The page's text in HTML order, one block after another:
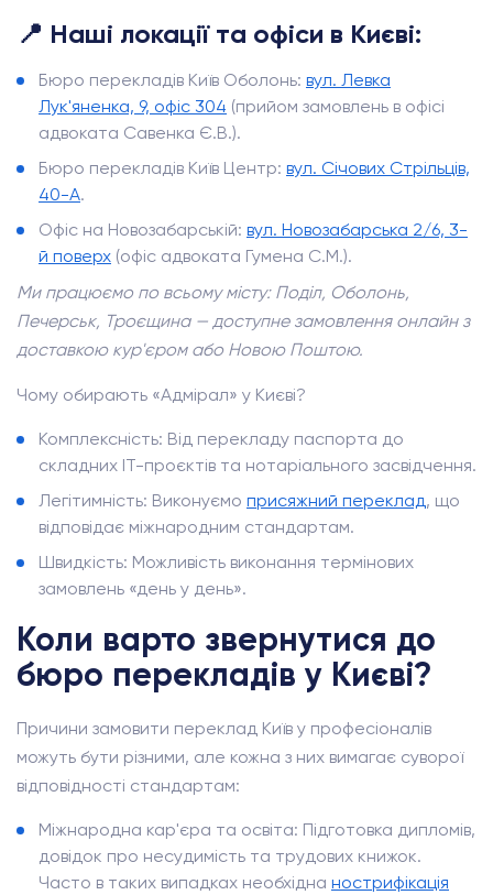
📍 Наші локації та офіси в Києві:
Бюро перекладів Київ Оболонь: вул. Левка
Лук'яненка, 9, офіс 304 (прийом замовлень в офісі
адвоката Савенка Є.В.).
Бюро перекладів Київ Центр: вул. Січових Стрільців,
40-А.
Офіс на Новозабарській: вул. Новозабарська 2/6, 3-
й поверх (офіс адвоката Гумена С.М.).
Ми працюємо по всьому місту: Поділ, Оболонь,
Печерськ, Троєщина — доступне замовлення онлайн з
доставкою кур'єром або Новою Поштою.
Чому обирають «Адмірал» у Києві?
Комплексність: Від перекладу паспорта до
складних IT-проєктів та нотаріального засвідчення.
Легітимність: Виконуємо присяжний переклад, що
відповідає міжнародним стандартам.
Швидкість: Можливість виконання термінових
замовлень «день у день».
Коли варто звернутися до
бюро перекладів у Києві?
Причини замовити переклад Київ у професіоналів
можуть бути різними, але кожна з них вимагає суворої
відповідності стандартам:
Міжнародна кар'єра та освіта: Підготовка дипломів,
довідок про несудимість та трудових книжок.
Часто в таких випадках необхідна нострифікація